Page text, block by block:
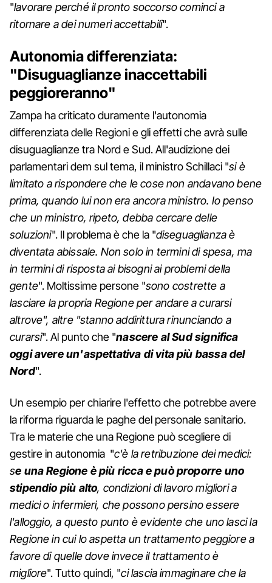
"lavorare perché il pronto soccorso cominci a
ritornare a dei numeri accettabili".
Autonomia differenziata:
"Disuguaglianze inaccettabili
peggioreranno"
Zampa ha criticato duramente l'autonomia
differenziata delle Regioni e gli effetti che avrà sulle
disuguaglianze tra Nord e Sud. All'audizione dei
parlamentari dem sul tema, il ministro Schillaci "si è
limitato a rispondere che le cose non andavano bene
prima, quando lui non era ancora ministro. Io penso
che un ministro, ripeto, debba cercare delle
soluzioni". Il problema è che la "diseguaglianza è
diventata abissale. Non solo in termini di spesa, ma
in termini di risposta ai bisogni ai problemi della
gente". Moltissime persone "sono costrette a
lasciare la propria Regione per andare a curarsi
altrove", altre "stanno addirittura rinunciando a
curarsi". Al punto che "nascere al Sud significa
oggi avere un'aspettativa di vita più bassa del
Nord".
Un esempio per chiarire l'effetto che potrebbe avere
la riforma riguarda le paghe del personale sanitario.
Tra le materie che una Regione può scegliere di
gestire in autonomia "c'è la retribuzione dei medici:
se una Regione è più ricca e può proporre uno
stipendio più alto, condizioni di lavoro migliori a
medici o infermieri, che possono persino essere
l'alloggio, a questo punto è evidente che uno lasci la
Regione in cui lo aspetta un trattamento peggiore a
favore di quelle dove invece il trattamento è
migliore". Tutto quindi, "ci lascia immaginare che la